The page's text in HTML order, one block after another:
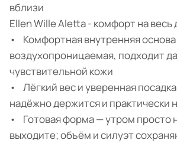
вблизи
Ellen Wille Aletta - комфорт на весь
• Комфортная внутренняя основа
воздухопроницаемая, подходит
чувствительной кожи
• Лёгкий вес и уверенная
надёжно держится и практически
• Готовая форма — утром просто
выходите; объём и силуэт